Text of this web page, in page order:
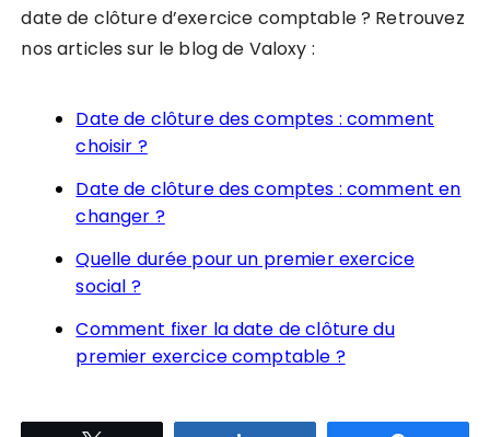
date de clôture d’exercice comptable ? Retrouvez
nos articles sur le blog de Valoxy :
Date de clôture des comptes : comment
choisir ?
Date de clôture des comptes : comment en
changer ?
Quelle durée pour un premier exercice
social ?
Comment fixer la date de clôture du
premier exercice comptable ?